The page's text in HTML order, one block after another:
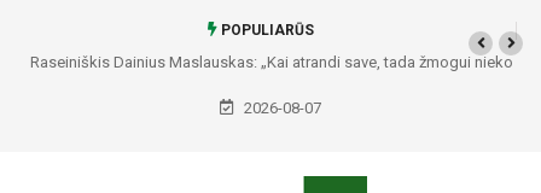
POPULIARŪS
Raseiniškis Dainius Maslauskas: „Kai atrandi save, tada žmogui nieko
2026-08-07